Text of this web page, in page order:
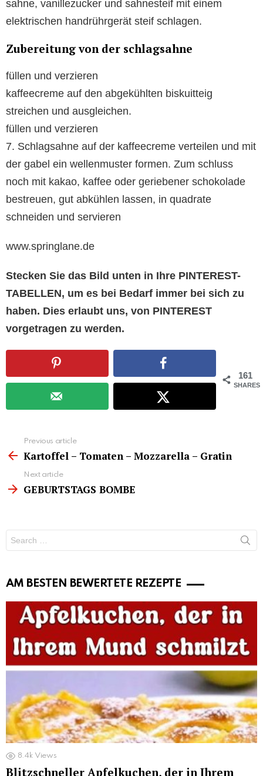
sahne, vanillezucker und sahnesteif mit einem
elektrischen handrührgerät steif schlagen.
Zubereitung von der schlagsahne
füllen und verzieren
kaffeecreme auf den abgekühlten biskuitteig
streichen und ausgleichen.
füllen und verzieren
7. Schlagsahne auf der kaffeecreme verteilen und mit
der gabel ein wellenmuster formen. Zum schluss
noch mit kakao, kaffee oder geriebener schokolade
bestreuen, gut abkühlen lassen, in quadrate
schneiden und servieren
www.springlane.de
Stecken Sie das Bild unten in Ihre PINTEREST-
TABELLEN, um es bei Bedarf immer bei sich zu
haben. Dies erlaubt uns, von PINTEREST
vorgetragen zu werden.
161
SHARES
more
Previous article
Kartoffel – Tomaten – Mozzarella – Gratin
Next article
GEBURTSTAGS BOMBE
for:
AM BESTEN BEWERTETE REZEPTE
8.4k Views
Blitzschneller Apfelkuchen, der in Ihrem